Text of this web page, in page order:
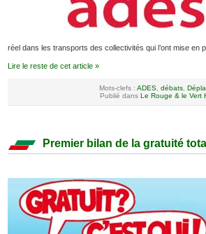
réel dans les transports des collectivités qui l’ont mise en
Lire le reste de cet article »
Mots-clefs : ADES, débats,
Publié dans Le Rouge & le Vert
Premier bilan de la gratuité